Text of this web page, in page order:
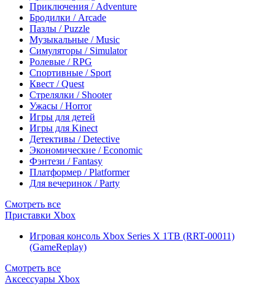
Приключения / Adventure
Бродилки / Arcade
Пазлы / Puzzle
Музыкальные / Music
Симуляторы / Simulator
Ролевые / RPG
Спортивные / Sport
Квест / Quest
Стрелялки / Shooter
Ужасы / Horror
Игры для детей
Игры для Kinect
Детективы / Detective
Экономические / Economic
Фэнтези / Fantasy
Платформер / Platformer
Для вечеринок / Party
Смотреть все
Приставки Xbox
Игровая консоль Xbox Series X 1TB (RRT-00011)
(GameReplay)
Смотреть все
Аксессуары Xbox